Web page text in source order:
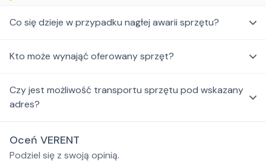
Co się dzieje w przypadku nagłej awarii sprzętu?
Kto może wynająć oferowany sprzęt?
Czy jest możliwość transportu sprzętu pod wskazany
adres?
Oceń VERENT
Podziel się z swoją opinią.